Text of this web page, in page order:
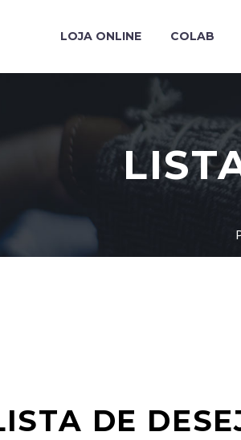
LOJA ONLINE COLAB
DE